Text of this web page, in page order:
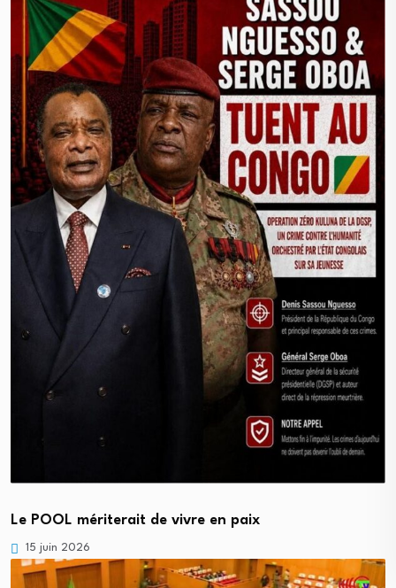
Le POOL mériterait de vivre en paix
15 juin 2026